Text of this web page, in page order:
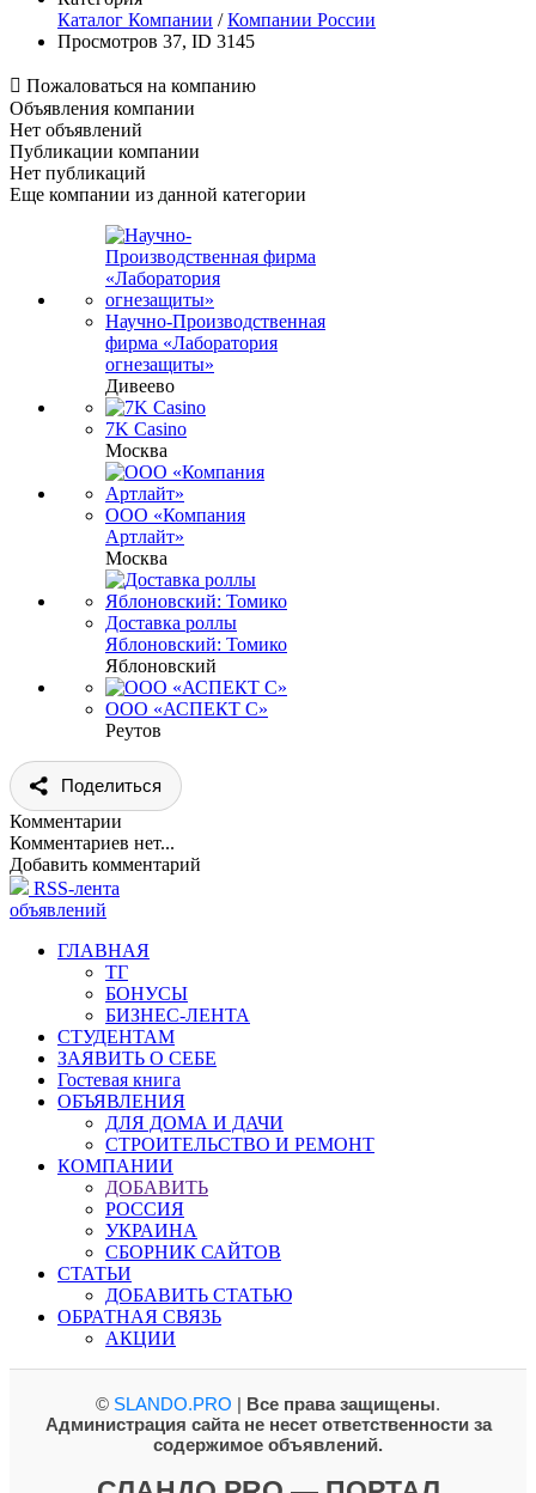
Каталог Компании /Компании России
Просмотров 37, ID 3145
 Пожаловаться на компанию
Объявления компании
Нет объявлений
Публикации компании
Нет публикаций
Еще компании из данной категории
Научно-Производственная
фирма «Лаборатория
огнезащиты»
Дивеево
7K Casino
Москва
ООО «Компания
Артлайт»
Москва
Доставка роллы
Яблоновский: Томико
Яблоновский
ООО «АСПЕКТ С»
Реутов
Поделиться
Комментарии
Комментариев нет...
Добавить комментарий
RSS-лента
объявлений
ГЛАВНАЯ
ТГ
БОНУСЫ
БИЗНЕС-ЛЕНТА
СТУДЕНТАМ
ЗАЯВИТЬ О СЕБЕ
Гостевая книга
ОБЪЯВЛЕНИЯ
ДЛЯ ДОМА И ДАЧИ
СТРОИТЕЛЬСТВО И РЕМОНТ
КОМПАНИИ
ДОБАВИТЬ
РОССИЯ
УКРАИНА
СБОРНИК САЙТОВ
СТАТЬИ
ДОБАВИТЬ СТАТЬЮ
ОБРАТНАЯ СВЯЗЬ
АКЦИИ
© SLANDO.PRO | Все права защищены.
Администрация сайта не несет ответственности за
содержимое объявлений.